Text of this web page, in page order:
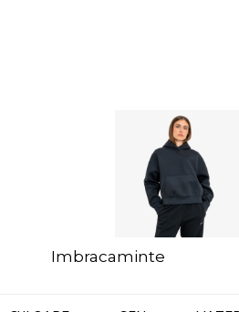
MAI TÂRZIU
Imbracaminte